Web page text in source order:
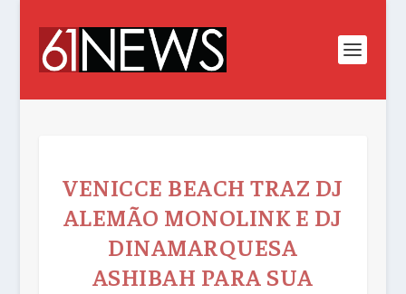
VENICCE BEACH TRAZ DJ
ALEMÃO MONOLINK E DJ
DINAMARQUESA
ASHIBAH PARA SUA